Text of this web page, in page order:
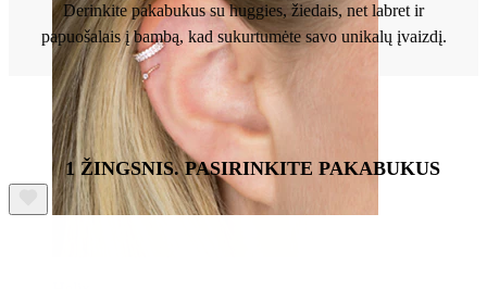
Derinkite pakabukus su huggies, žiedais, net labret ir
papuošalais į bambą, kad sukurtumėte savo unikalų įvaizdį.
1 ŽINGSNIS. PASIRINKITE PAKABUKUS